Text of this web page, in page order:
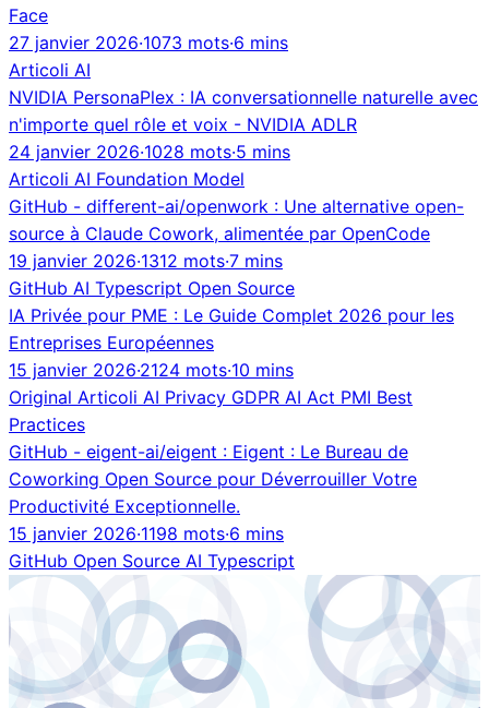
Face
27 janvier 2026·1073 mots·6 mins
Articoli AI
NVIDIA PersonaPlex : IA conversationnelle naturelle avec
n'importe quel rôle et voix - NVIDIA ADLR
24 janvier 2026·1028 mots·5 mins
Articoli AI Foundation Model
GitHub - different-ai/openwork : Une alternative open-
source à Claude Cowork, alimentée par OpenCode
19 janvier 2026·1312 mots·7 mins
GitHub AI Typescript Open Source
IA Privée pour PME : Le Guide Complet 2026 pour les
Entreprises Européennes
15 janvier 2026·2124 mots·10 mins
Original Articoli AI Privacy GDPR AI Act PMI Best
Practices
GitHub - eigent-ai/eigent : Eigent : Le Bureau de
Coworking Open Source pour Déverrouiller Votre
Productivité Exceptionnelle.
15 janvier 2026·1198 mots·6 mins
GitHub Open Source AI Typescript